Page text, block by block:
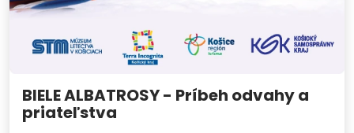
BIELE ALBATROSY - Príbeh odvahy a
priateľstva